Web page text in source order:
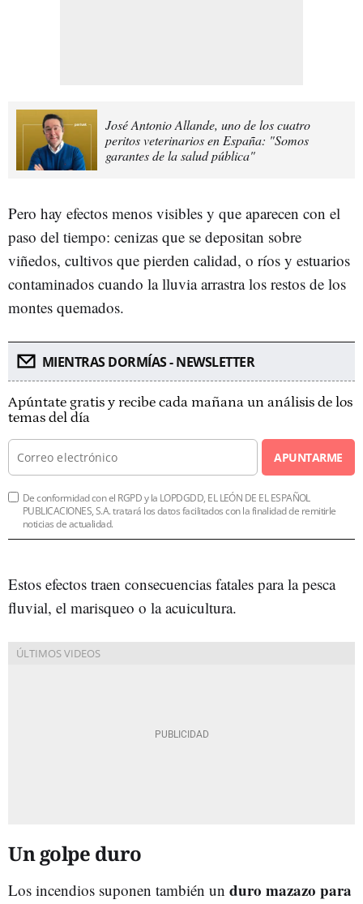
José Antonio Allande, uno de los cuatro
peritos veterinarios en España: "Somos
garantes de la salud pública"
Pero hay efectos menos visibles y que aparecen con el
paso del tiempo: cenizas que se depositan sobre
viñedos, cultivos que pierden calidad, o ríos y estuarios
contaminados cuando la lluvia arrastra los restos de los
montes quemados.
MIENTRAS DORMÍAS - NEWSLETTER
Apúntate gratis y recibe cada mañana un análisis de los
temas del día
APUNTARME
De conformidad con el RGPD y la LOPDGDD, EL LEÓN DE EL ESPAÑOL
PUBLICACIONES, S.A. tratará los datos facilitados con la finalidad de remitirle
noticias de actualidad.
Estos efectos traen consecuencias fatales para la pesca
fluvial, el marisqueo o la acuicultura.
Un golpe duro
Los incendios suponen también un duro mazazo para